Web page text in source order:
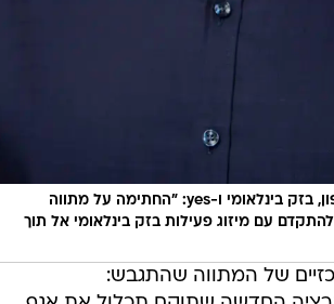
רן גוראון, מנכ"ל פלאפון, בזק בינלאומי ו-yes: "החתימה על מתווה
עם מיזוג פעילות בזק בינלאומי אל תוך
של המתווה שהתגבש: